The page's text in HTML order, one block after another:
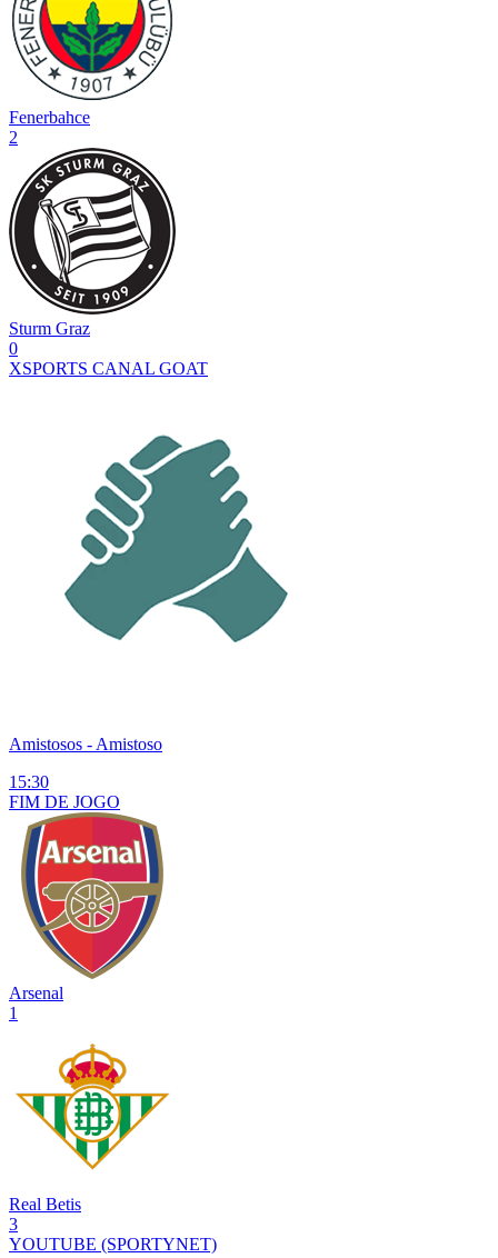
Fenerbahce
2
Sturm Graz
0
XSPORTS CANAL GOAT
Amistosos - Amistoso
15:30
FIM DE JOGO
Arsenal
1
Real Betis
3
YOUTUBE (SPORTYNET)